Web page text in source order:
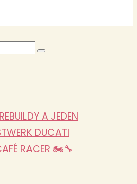
A JEDEN
DUCATI
RACER 🏍️🔧